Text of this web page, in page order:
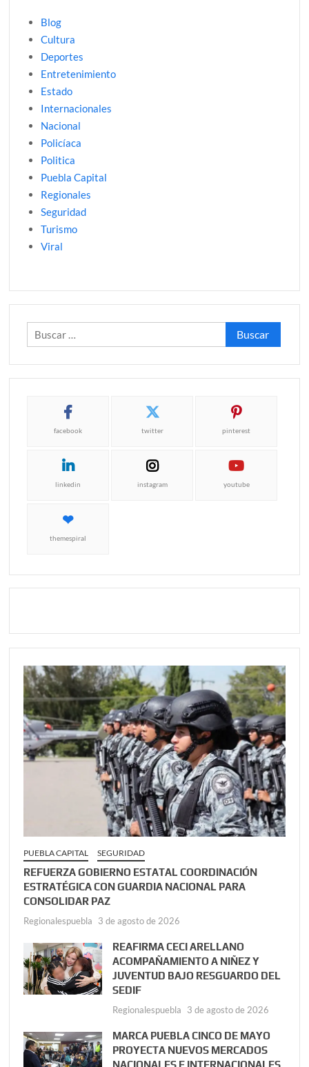
Blog
Cultura
Deportes
Entretenimiento
Estado
Internacionales
Nacional
Policíaca
Politica
Puebla Capital
Regionales
Seguridad
Turismo
Viral
Buscar:
facebook twitter pinterest
linkedin instagram youtube
themespiral
PUEBLA CAPITAL SEGURIDAD
REFUERZA GOBIERNO ESTATAL COORDINACIÓN
ESTRATÉGICA CON GUARDIA NACIONAL PARA
CONSOLIDAR PAZ
Regionalespuebla 3 de agosto de 2026
REAFIRMA CECI ARELLANO
ACOMPAÑAMIENTO A NIÑEZ Y
JUVENTUD BAJO RESGUARDO DEL
SEDIF
Regionalespuebla 3 de agosto de 2026
MARCA PUEBLA CINCO DE MAYO
PROYECTA NUEVOS MERCADOS